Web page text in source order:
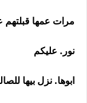
مرات عمها قبلتهم
نور. عليكم
ابوها. نزل بيها